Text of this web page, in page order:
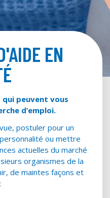
EN
qui peuvent vous
d’emploi.
postuler pour un
ou mettre
actuelles du marché
organismes de la
de maintes façons et